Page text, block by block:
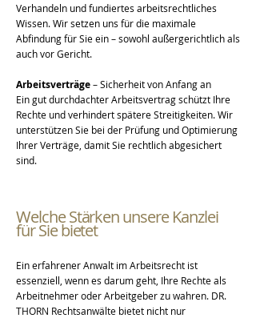
Verhandeln und fundiertes arbeitsrechtliches
Wissen. Wir setzen uns für die maximale
Abfindung für Sie ein – sowohl außergerichtlich als
auch vor Gericht.
Arbeitsverträge– Sicherheit von Anfang an
Ein gut durchdachter Arbeitsvertrag schützt Ihre
Rechte und verhindert spätere Streitigkeiten. Wir
unterstützen Sie bei der Prüfung und Optimierung
Ihrer Verträge, damit Sie rechtlich abgesichert
sind.
Welche Stärken unsere Kanzlei
für Sie bietet
Ein erfahrener Anwalt im Arbeitsrecht ist
essenziell, wenn es darum geht, Ihre Rechte als
Arbeitnehmer oder Arbeitgeber zu wahren. DR.
THORN Rechtsanwälte bietet nicht nur